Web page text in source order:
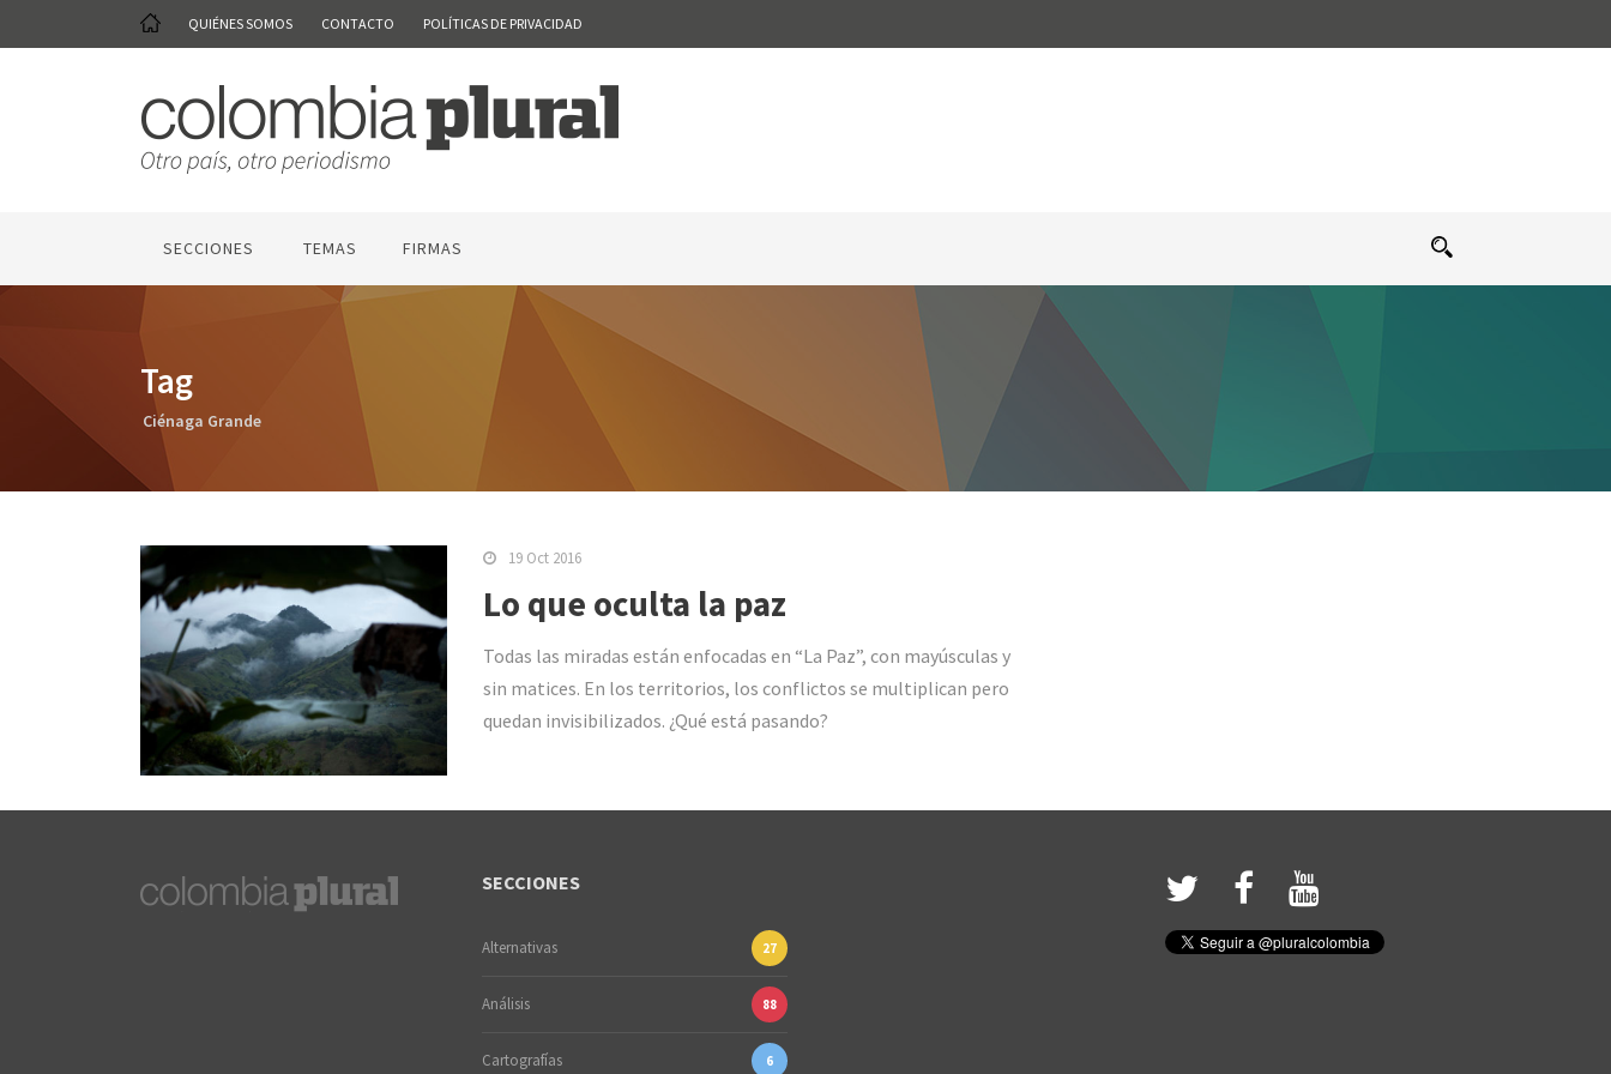
QUIÉNES SOMOS CONTACTO POLÍTICAS DE PRIVACIDAD
SECCIONES TEMAS FIRMAS
Tag
Ciénaga Grande
19 Oct 2016
Lo que oculta la paz
Todas las miradas están enfocadas en “La Paz”, con mayúsculas y
sin matices. En los territorios, los conflictos se multiplican pero
quedan invisibilizados. ¿Qué está pasando?
SECCIONES
Alternativas 27
Análisis 88
Cartografías 6